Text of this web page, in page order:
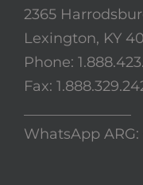
2365
Lexington, KY
Phone:
Fax:
WhatsApp ARG: